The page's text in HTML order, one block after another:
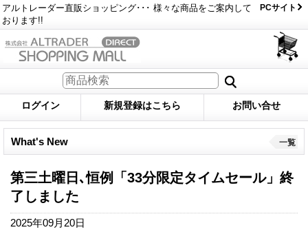
アルトレーダー直販ショッピング･･･ 様々な商品をご案内して
おります!!
PCサイト
ログイン 新規登録はこちら お問い合せ
What's New 一覧
第三土曜日､恒例「33分限定タイムセール」終
了しました
2025年09月20日